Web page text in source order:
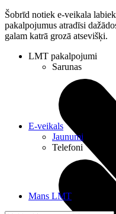
Šobrīd notiek e-veikala
pakalpojumus atradīsi
galam katrā grozā atsevišķi.
LMT pakalpojumi
Sarunas
E-veikals
Jaunumi
Telefoni
Mans LMT